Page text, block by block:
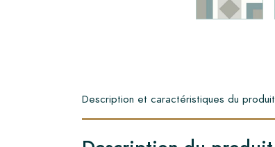
Description et caractéristiques du produit